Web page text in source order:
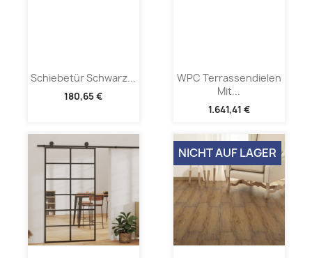
Schiebetür Schwarz...
180,65 €
WPC Terrassendielen
Mit...
1.641,41 €
NICHT AUF LAGER